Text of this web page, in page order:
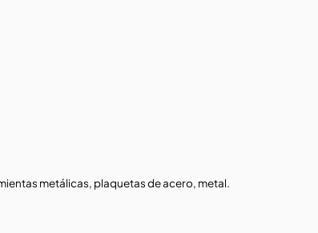
metálicas, plaquetas de acero, metal.